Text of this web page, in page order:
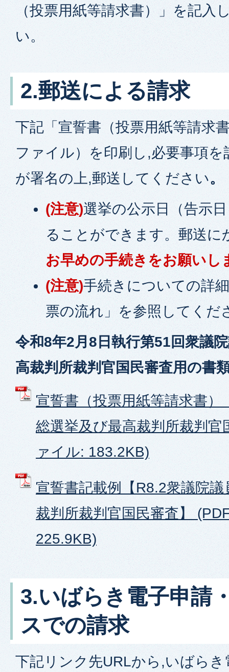
（投票用紙等請求書）」を記入
い。
2.郵送による請求
下記「宣誓書（投票用紙等請求
ファイル）を印刷し,必要事項を
が署名の上,郵送してください。
(注意)選挙の公示日（告示
ることができます。郵送に
お早めの手続きをお願いし
(注意)手続きについての詳
票の流れ」を参照してくだ
令和8年2月8日執行第51回衆議
高裁判所裁判官国民審査用の書
宣誓書（投票用紙等請求書）
総選挙及び最高裁判所裁判官
ァイル: 183.2KB)
宣誓書記載例【R8.2衆議院
裁判所裁判官国民審査】
225.9KB)
3.いばらき電子申請
スでの請求
下記リンク先URLから,いばらき